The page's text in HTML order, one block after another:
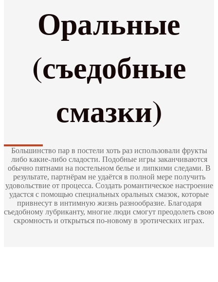
Оральные
(съедобные
смазки)
Большинство пар в постели хоть раз использовали фрукты
либо какие-либо сладости. Подобные игры заканчиваются
обычно пятнами на постельном белье и липкими следами. В
результате, партнёрам не удаётся в полной мере получить
удовольствие от процесса. Создать романтическое настроение
удастся с помощью специальных оральных смазок, которые
привнесут в интимную жизнь разнообразие. Благодаря
съедобному лубриканту, многие люди смогут преодолеть свою
скромность и открыться по-новому в эротических играх.